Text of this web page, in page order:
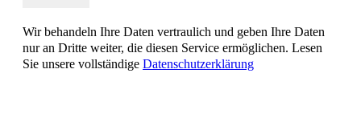
Wir behandeln Ihre Daten vertraulich und geben Ihre Daten
nur an Dritte weiter, die diesen Service ermöglichen. Lesen
Sie unsere vollständige Datenschutzerklärung